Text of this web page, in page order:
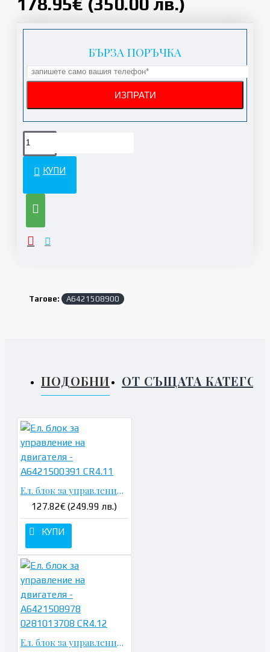
БЪРЗА ПОРЪЧКА
КУПИ
Тагове: A6421508900
ПОДОБНИ ОТ СЪЩАТА
Ел. блок за управление на двигателя - A6421500391 CR4.11
127.82€ (249.99 лв.)
КУПИ
Ел. блок за управление на двигателя - A6421508978 0281013708 CR4.12